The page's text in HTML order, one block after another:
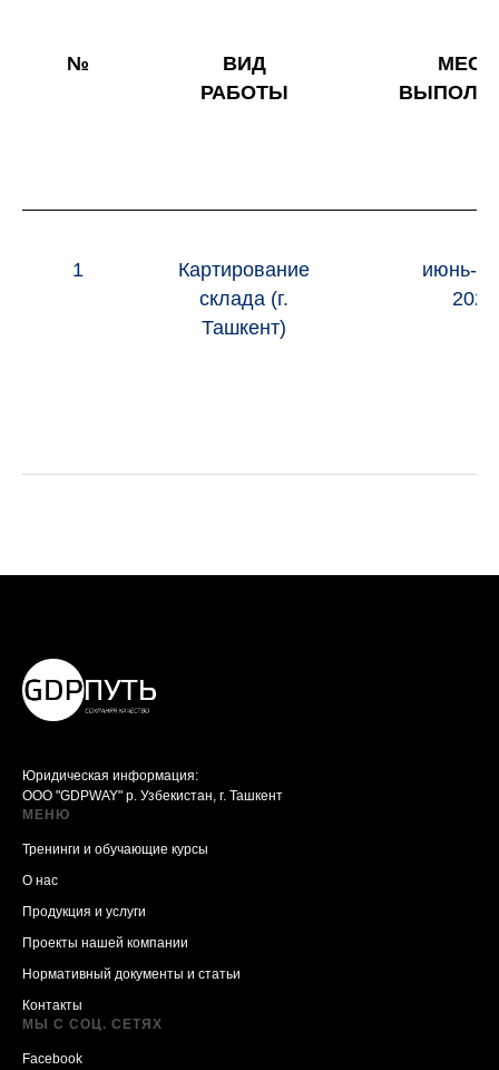
№
ВИД
РАБОТЫ
1
Картирование
склада (г.
Ташкент)
июнь-
2023
Юридическая информация:
ООО "GDPWAY" р. Узбекистан, г. Ташкент
МЕНЮ
Тренинги и обучающие курсы
О нас
Продукция и услуги
Проекты нашей компании
Нормативный документы и статьи
Контакты
МЫ С СОЦ. СЕТЯХ
Facebook